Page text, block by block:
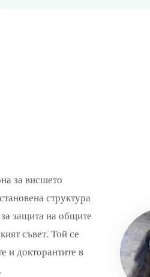
за висшето
структура
защита на общите
съвет. Той се
и докторантите в